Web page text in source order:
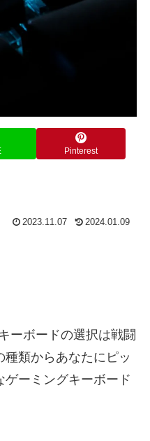
Pinterest
2023.11.07 2024.01.09
ーボードの選択は戦闘
類からあなたにピッ
ーミングキーボード